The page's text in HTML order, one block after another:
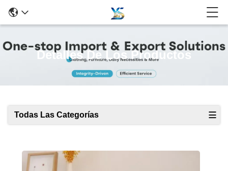
Detalles De Los Productos
Todas Las Categorías